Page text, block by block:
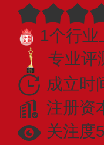
1个行业
专业评
成立时
注册资
关注度